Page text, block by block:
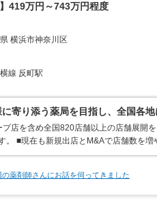
】419万円～743万円程度
横浜市神奈川区
線 反町駅
寄り添う薬局を目指し、全国各
プ店を含め全国820店舗以上の店舗展開
。 ■現在も新規出店とM&Aで店舗数を
の薬剤師さんにお話を伺ってきました